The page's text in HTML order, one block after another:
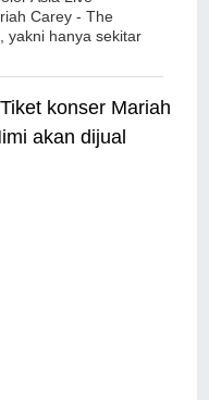
Carey - The
yakni hanya sekitar
konser Mariah
akan dijual